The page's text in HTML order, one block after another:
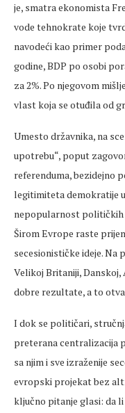
je, smatra ekonomista
vode tehnokrate koje
navodeći kao primer
godine, BDP po osobi
za 2%. Po njegovom
vlast koja se otuđila od
Umesto državnika, na
upotrebu“, poput
referenduma, bezidejno
legitimiteta demokratije
nepopularnost političkih
Širom Evrope raste
secesionističke ideje. Na
Velikoj Britaniji,
dobre rezultate, a to
I dok se političari,
preterana centralizacija
sa njim i sve izraženije
evropski projekat bez
ključno pitanje glasi: da